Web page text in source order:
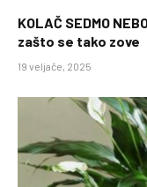
KOLAČ SEDMO
zašto se tako zove
19 veljače, 2025